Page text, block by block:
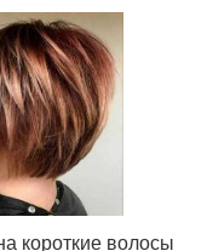
короткие волосы